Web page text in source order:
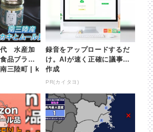
代 水産加
品ブラン
三陸町 | k
録音をアップロードするだ
け。AIが速く正確に議事録
作成
PR(カイタヨ)